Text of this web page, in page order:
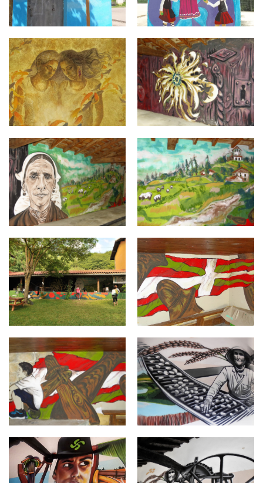
Exkerekotxa2.jpg Trokoniz0029.jpg
Trokoniz0027.jpg Trokoniz0026.jpg
Trokoniz14.jpg Trokoniz0012.jpg
Trokoniz0011.jpg langarika9.jpg
langarika8.jpg langarika7.jpg